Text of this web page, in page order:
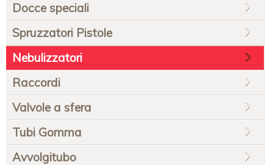
Docce speciali
Spruzzatori Pistole
Nebulizzatori
Raccordi
Valvole a sfera
Tubi Gomma
Avvolgitubo